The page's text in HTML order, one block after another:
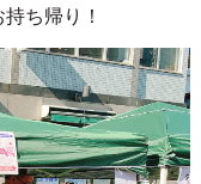
持ち帰り！